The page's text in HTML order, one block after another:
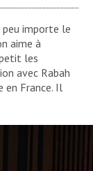
peu importe le
aime à
les
avec Rabah
en France. Il